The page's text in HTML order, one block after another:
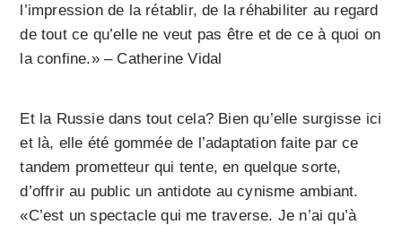
l’impression de la rétablir, de la réhabiliter au regard
de tout ce qu’elle ne veut pas être et de ce à quoi on
la confine.» – Catherine Vidal
Et la Russie dans tout cela? Bien qu’elle surgisse ici
et là, elle été gommée de l’adaptation faite par ce
tandem prometteur qui tente, en quelque sorte,
d’offrir au public un antidote au cynisme ambiant.
«C’est un spectacle qui me traverse. Je n’ai qu’à